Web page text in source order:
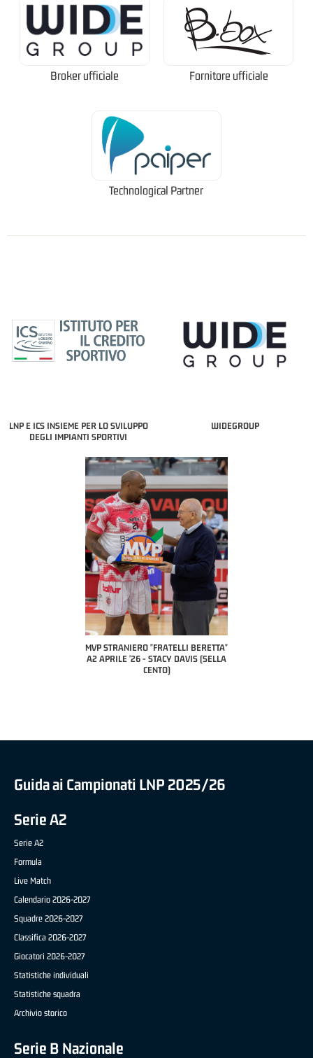
Broker ufficiale Fornitore ufficiale
Technological Partner
LNP E ICS INSIEME PER LO SVILUPPO
DEGLI IMPIANTI SPORTIVI
WIDEGROUP
MVP STRANIERO "FRATELLI BERETTA"
A2 APRILE '26 - STACY DAVIS (SELLA
CENTO)
Guida ai Campionati LNP 2025/26
Serie A2
Serie A2
Formula
Live Match
Calendario 2026-2027
Squadre 2026-2027
Classifica 2026-2027
Giocatori 2026-2027
Statistiche individuali
Statistiche squadra
Archivio storico
Serie B Nazionale